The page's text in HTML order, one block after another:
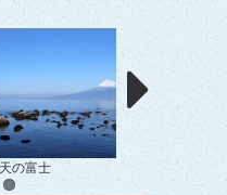
の富士 幻想的な雲の下(